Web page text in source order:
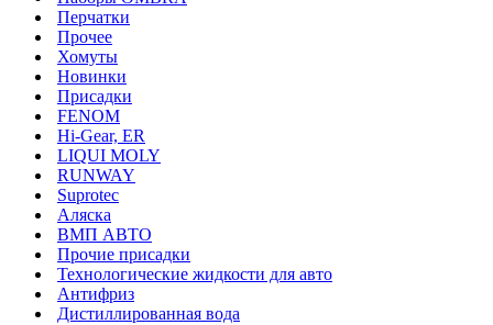
Перчатки
Прочее
Хомуты
Новинки
Присадки
FENOM
Hi-Gear, ER
LIQUI MOLY
RUNWAY
Suprotec
Аляска
ВМП АВТО
Прочие присадки
Технологические жидкости для авто
Антифриз
Дистиллированная вода